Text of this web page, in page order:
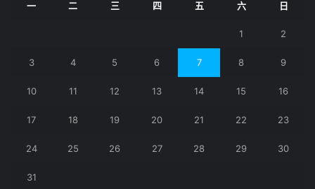
一 二 三 四 五 六 日
1 2
3 4 5 6 7 8 9
10 11 12 13 14 15 16
17 18 19 20 21 22 23
24 25 26 27 28 29 30
31